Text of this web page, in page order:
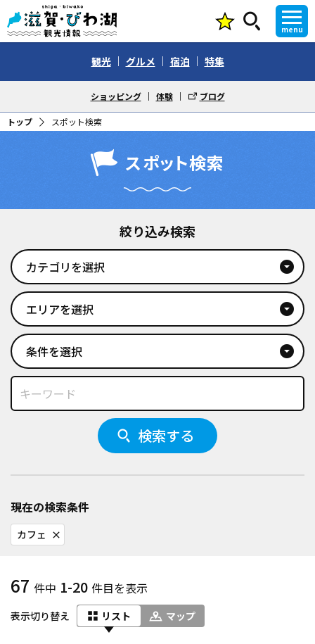
menu
観光 グルメ 宿泊 特集
ショッピング 体験 ブログ
トップ スポット検索
スポット検索
絞り込み検索
カテゴリを選択 arrow_drop_down_circle
エリアを選択 arrow_drop_down_circle
条件を選択 arrow_drop_down_circle
検索する
現在の検索条件
カフェ close
67 件中 1-20 件目を表示
表示切り替え リスト マップ